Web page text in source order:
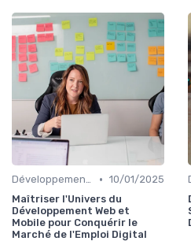
Développement Web et Mobile • 10/01/2025
Maîtriser l'Univers du
Développement Web et
Mobile pour Conquérir le
Marché de l'Emploi Digital